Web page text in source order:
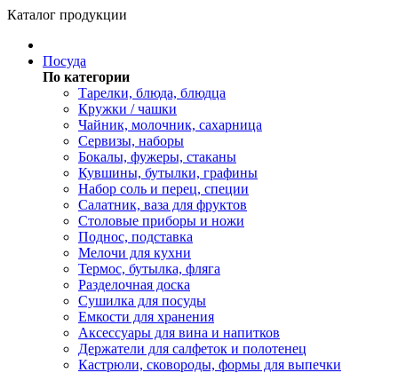
Каталог продукции
Посуда
По категории
Тарелки, блюда, блюдца
Кружки / чашки
Чайник, молочник, сахарница
Сервизы, наборы
Бокалы, фужеры, стаканы
Кувшины, бутылки, графины
Набор соль и перец, специи
Салатник, ваза для фруктов
Столовые приборы и ножи
Поднос, подставка
Мелочи для кухни
Термос, бутылка, фляга
Разделочная доска
Сушилка для посуды
Емкости для хранения
Аксессуары для вина и напитков
Держатели для салфеток и полотенец
Кастрюли, сковороды, формы для выпечки